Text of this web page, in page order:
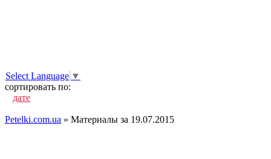
Select Language ▼
сортировать по:
дате
Petelki.com.ua » Материалы за 19.07.2015